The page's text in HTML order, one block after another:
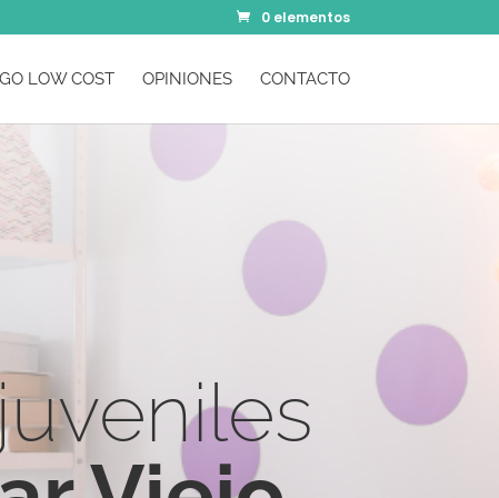
0 elementos
LOW COST OPINIONES CONTACTO